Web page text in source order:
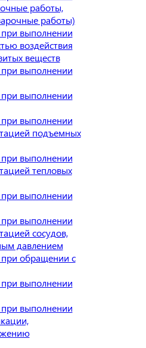
работы,
работы)
выполнении
воздействия
веществ
выполнении
выполнении
выполнении
подъемных
выполнении
тепловых
выполнении
выполнении
сосудов,
давлением
обращении с
выполнении
выполнении